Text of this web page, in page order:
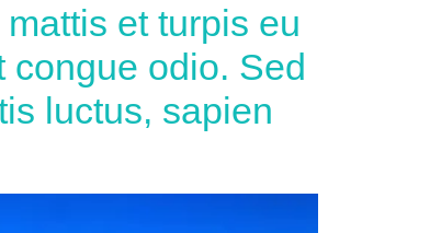
et turpis eu
congue odio. Sed
luctus, sapien